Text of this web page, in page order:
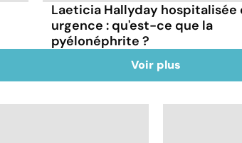
Laeticia Hallyday hospitalisée
urgence : qu'est-ce que la
pyélonéphrite ?
Voir plus